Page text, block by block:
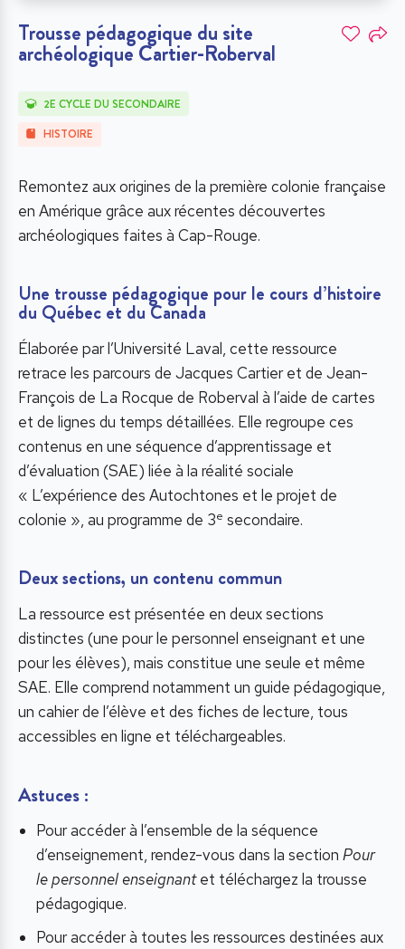
Trousse pédagogique du site
archéologique Cartier-Roberval
2E CYCLE DU SECONDAIRE
HISTOIRE
Remontez aux origines de la première colonie française
en Amérique grâce aux récentes découvertes
archéologiques faites à Cap-Rouge.
Une trousse pédagogique pour le cours d’histoire
du Québec et du Canada
Élaborée par l’Université Laval, cette ressource
retrace les parcours de Jacques Cartier et de Jean-
François de La Rocque de Roberval à l’aide de cartes
et de lignes du temps détaillées. Elle regroupe ces
contenus en une séquence d’apprentissage et
d’évaluation (SAE) liée à la réalité sociale
« L’expérience des Autochtones et le projet de
colonie », au programme de 3e secondaire.
Deux sections, un contenu commun
La ressource est présentée en deux sections
distinctes (une pour le personnel enseignant et une
pour les élèves), mais constitue une seule et même
SAE. Elle comprend notamment un guide pédagogique,
un cahier de l’élève et des fiches de lecture, tous
accessibles en ligne et téléchargeables.
Astuces:
Pour accéder à l’ensemble de la séquence
d’enseignement, rendez-vous dans la section Pour
le personnel enseignantet téléchargez la trousse
pédagogique.
Pour accéder à toutes les ressources destinées aux